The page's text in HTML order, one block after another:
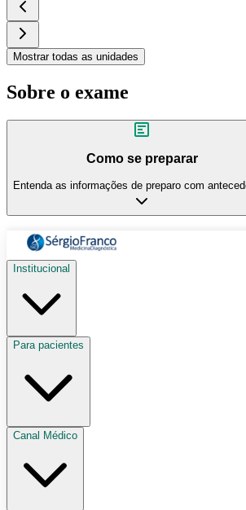
Mostrar todas as unidades
Sobre o exame
Como se preparar
Entenda as informações de preparo com
Institucional
Para pacientes
Canal Médico